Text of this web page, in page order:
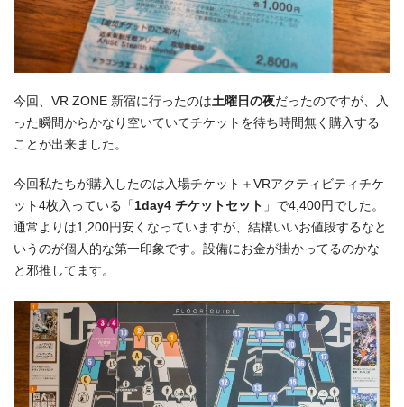
今回、VR ZONE 新宿に行ったのは土曜日の夜だったのですが、入
った瞬間からかなり空いていてチケットを待ち時間無く購入する
ことが出来ました。
今回私たちが購入したのは入場チケット＋VRアクティビティチケ
ット4枚入っている「 1day4 チケットセット 」で4,400円でした。
通常よりは1,200円安くなっていますが、結構いいお値段するなと
いうのが個人的な第一印象です。設備にお金が掛かってるのかな
と邪推してます。